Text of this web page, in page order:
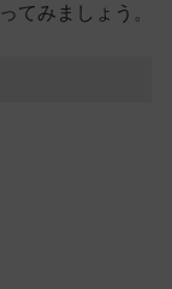
てみましょう。